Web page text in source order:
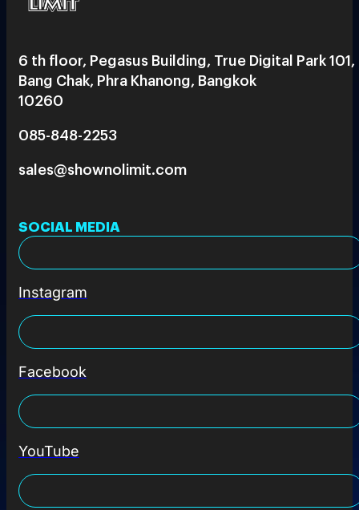
6 th floor, Pegasus Building, True Digital Park 101,
Bang Chak, Phra Khanong, Bangkok
10260
085-848-2253
sales@shownolimit.com
SOCIAL MEDIA
Instagram
Facebook
YouTube